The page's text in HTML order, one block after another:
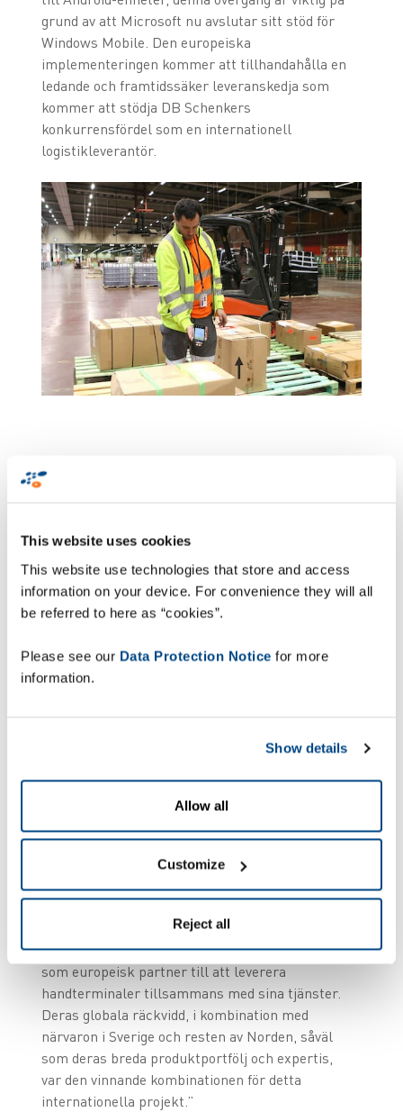
This website uses cookies
This website use technologies that store and access
information on your device. For convenience they will all
be referred to here as “cookies”.
Please see our Data Protection Notice for more
information.
Show details
Allow all
Customize
Reject all
grund av att Microsoft nu avslutar sitt stöd för
Windows Mobile. Den europeiska
implementeringen kommer att tillhandahålla en
ledande och framtidssäker leveranskedja som
kommer att stödja DB Schenkers
konkurrensfördel som en internationell
logistikleverantör.
räckvidd, såväl som
deras breda
produktportfölj och
vinnande
kombinationen för
projekt” - Ulf Larsson,
Schenker kommenterar, ”För att kunna följa DB
Schenkers globala IT-strategi har vi valt Zetes
som europeisk partner till att leverera
handterminaler tillsammans med sina tjänster.
Deras globala räckvidd, i kombination med
närvaron i Sverige och resten av Norden, såväl
som deras breda produktportfölj och expertis,
var den vinnande kombinationen för detta
internationella projekt.”